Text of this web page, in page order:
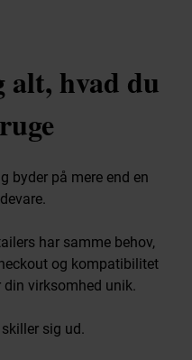
alt, hvad du
byder på mere end en
har samme behov,
og kompatibilitet
din virksomhed unik.
skiller sig ud.